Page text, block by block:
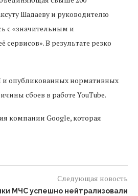
Шадаеву и руководителю
с «значительным и
В результате резко
и опубликованных нормативных
сбоев в работе YouTube.
компании Google, которая
Следующая новость
МЧС успешно нейтрализовали